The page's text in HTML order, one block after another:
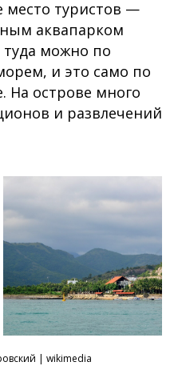
туристов —
аквапарком
туда можно по
и это само по
На острове много
и развлечений
| wikimedia